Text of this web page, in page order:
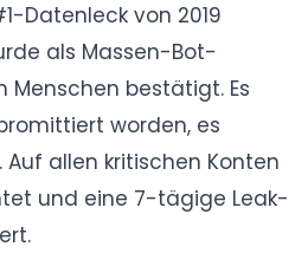
Datenleck von 2019
als Massen-Bot-
Menschen bestätigt. Es
worden, es
Auf allen kritischen Konten
und eine 7-tägige Leak-